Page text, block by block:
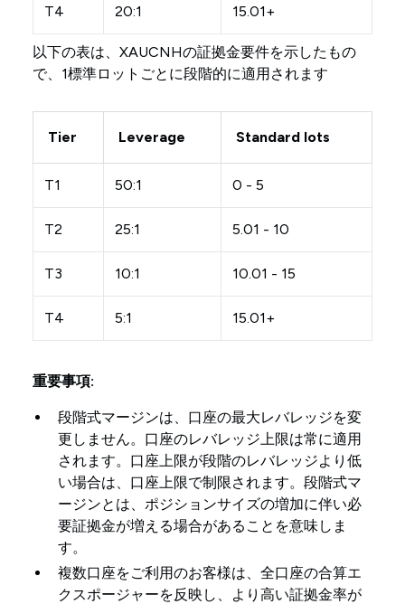
T4 20:1 15.01+
以下の表は、XAUCNHの証拠金要件を示したもの
で、1標準ロットごとに段階的に適用されます
Tier Leverage Standard lots
T1 50:1 0 - 5
T2 25:1 5.01 - 10
T3 10:1 10.01 - 15
T4 5:1 15.01+
重要事項:
段階式マージンは、口座の最大レバレッジを変
更しません。口座のレバレッジ上限は常に適用
されます。口座上限が段階のレバレッジより低
い場合は、口座上限で制限されます。段階式マ
ージンとは、ポジションサイズの増加に伴い必
要証拠金が増える場合があることを意味しま
す。
複数口座をご利用のお客様は、全口座の合算エ
クスポージャーを反映し、より高い証拠金率が